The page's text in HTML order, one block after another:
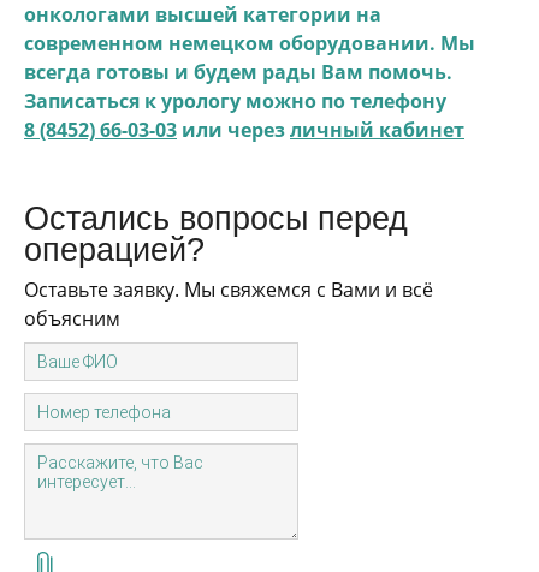
онкологами высшей категории на
современном немецком оборудовании. Мы
всегда готовы и будем рады Вам помочь.
Записаться к урологу можно по телефону
8 (8452) 66-03-03 или черезличный кабинет
Остались вопросы перед
операцией?
Оставьте заявку. Мы свяжемся с Вами и всё
объясним